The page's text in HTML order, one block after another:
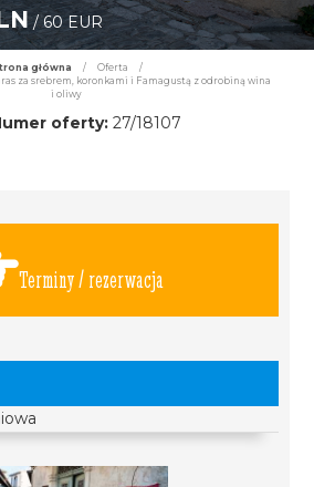
/ 60 EUR
główna / Oferta
/
za srebrem, koronkami i Famagustą z odrobiną wina
i oliwy
oferty:27/18107
Terminy / rezerwacja